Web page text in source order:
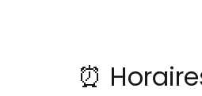
⏰